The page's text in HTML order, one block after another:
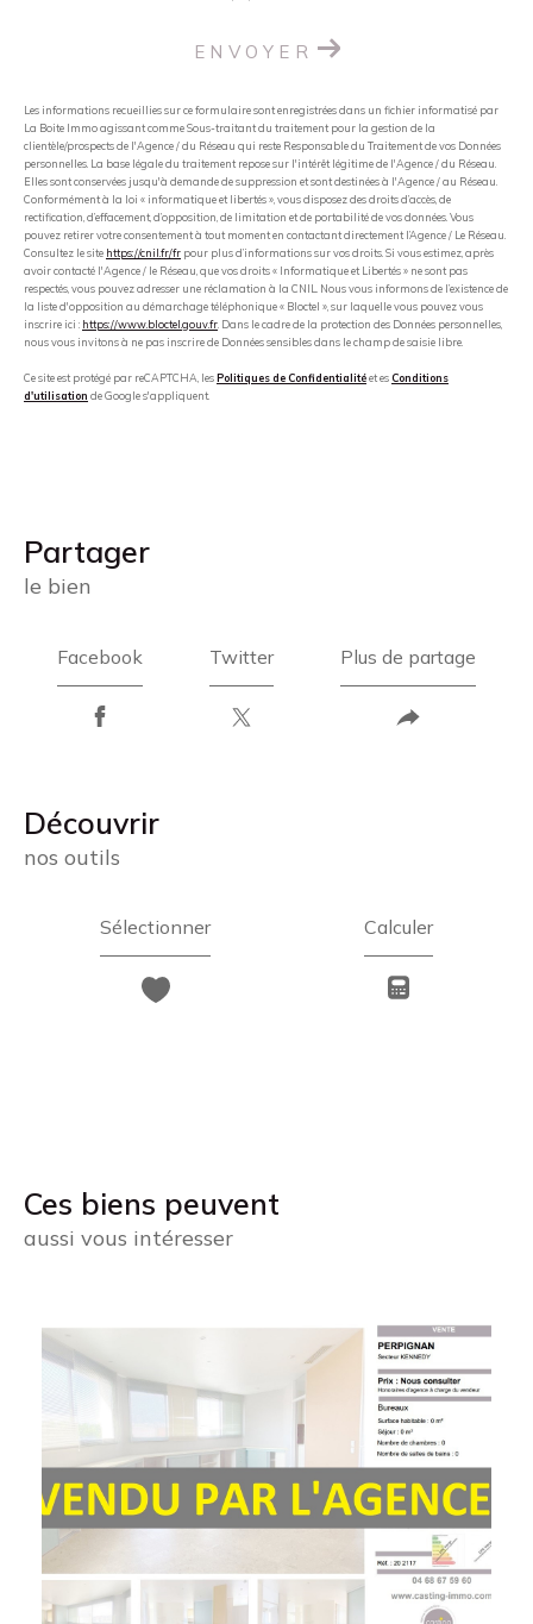
ENVOYER
Les informations recueillies sur ce formulaire sont enregistrées dans un fichier informatisé par
La Boite Immo agissant comme Sous-traitant du traitement pour la gestion de la
clientèle/prospects de l'Agence / du Réseau qui reste Responsable du Traitement de vos Données
personnelles. La base légale du traitement repose sur l'intérêt légitime de l'Agence / du Réseau.
Elles sont conservées jusqu'à demande de suppression et sont destinées à l'Agence / au Réseau.
Conformément à la loi « informatique et libertés », vous disposez des droits d’accès, de
rectification, d’effacement, d’opposition, de limitation et de portabilité de vos données. Vous
pouvez retirer votre consentement à tout moment en contactant directement l’Agence / Le Réseau.
Consultez le site https://cnil.fr/fr pour plus d’informations sur vos droits. Si vous estimez, après
avoir contacté l'Agence / le Réseau, que vos droits « Informatique et Libertés » ne sont pas
respectés, vous pouvez adresser une réclamation à la CNIL. Nous vous informons de l’existence de
la liste d'opposition au démarchage téléphonique « Bloctel », sur laquelle vous pouvez vous
inscrire ici : https://www.bloctel.gouv.fr. Dans le cadre de la protection des Données personnelles,
nous vous invitons à ne pas inscrire de Données sensibles dans le champ de saisie libre.
Ce site est protégé par reCAPTCHA, lesPolitiques de Confidentialitéet esConditions
d'utilisation de Google s'appliquent.
partager
le bien
Facebook Twitter Plus de partage
découvrir
nos outils
Sélectionner Calculer
Ces biens peuvent
aussi vous intéresser